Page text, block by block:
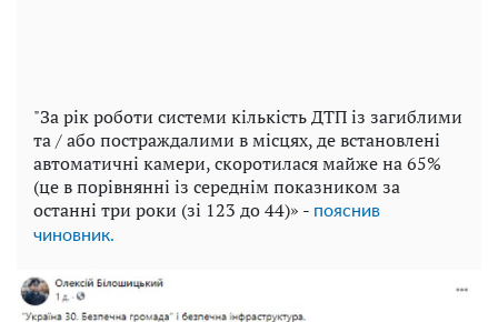
"За рік роботи системи кількість ДТП із загиблими
та / або постраждалими в місцях, де встановлені
автоматичні камери, скоротилася майже на 65%
(це в порівнянні із середнім показником за
останні три роки (зі 123 до 44)» - пояснив
чиновник.